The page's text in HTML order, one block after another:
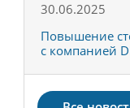
30.06.2025
Повышение
с компанией